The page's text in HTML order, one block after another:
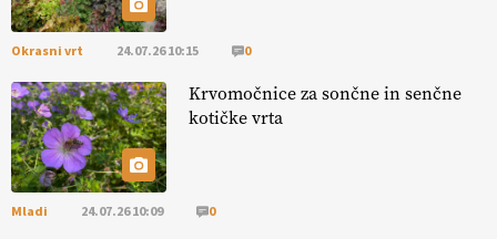
ALTENBAHER
EKOloško = logično: ekološko oljarstvo
MORGAN
EKOloško = logično: ekološka kmetija
FREŠER
Okrasni vrt 24.07.26 10:15 0
Krvomočnice za sončne in senčne
kotičke vrta
Mladi 24.07.26 10:09 0